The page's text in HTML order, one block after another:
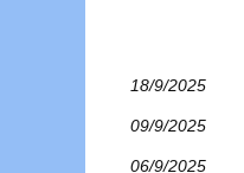
18/9/2025
09/9/2025
06/9/2025